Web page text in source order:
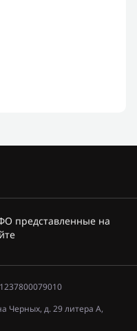
представленные на
Черных, д. 29 литера А,